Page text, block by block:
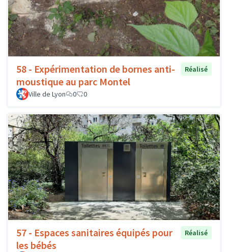
58 - Expérimentation de bornes anti-
moustique au parc Montel
Réalisé
Ville de Lyon 0 0
57 - Espaces sanitaires équipés pour
les bébés
Réalisé